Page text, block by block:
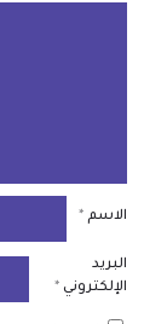
الاسم *
البريد
الإلكتروني *